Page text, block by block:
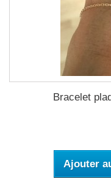
Bracelet
Ajouter